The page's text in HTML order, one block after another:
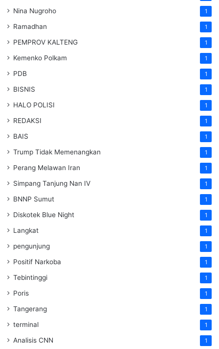
Nina Nugroho 1
Ramadhan 1
PEMPROV KALTENG 1
Kemenko Polkam 1
PDB 1
BISNIS 1
HALO POLISI 1
REDAKSI 1
BAIS 1
Trump Tidak Memenangkan 1
Perang Melawan Iran 1
Simpang Tanjung Nan IV 1
BNNP Sumut 1
Diskotek Blue Night 1
Langkat 1
pengunjung 1
Positif Narkoba 1
Tebintinggi 1
Poris 1
Tangerang 1
terminal 1
Analisis CNN 1